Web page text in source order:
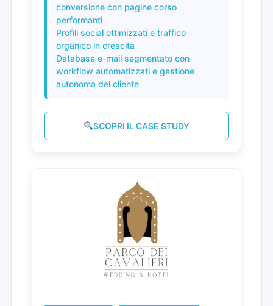
conversione con pagine corso
performanti
Profili social ottimizzati e traffico
organico in crescita
Database e-mail segmentato con
workflow automatizzati e gestione
autonoma del cliente
SCOPRI IL CASE STUDY